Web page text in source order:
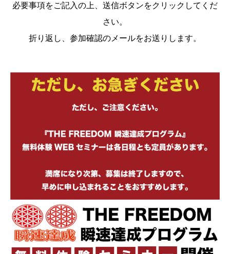
必要事項をご記入の上、送信ボタンをクリックしてくだ
さい。
折り返し、参加確認のメールをお送りします。